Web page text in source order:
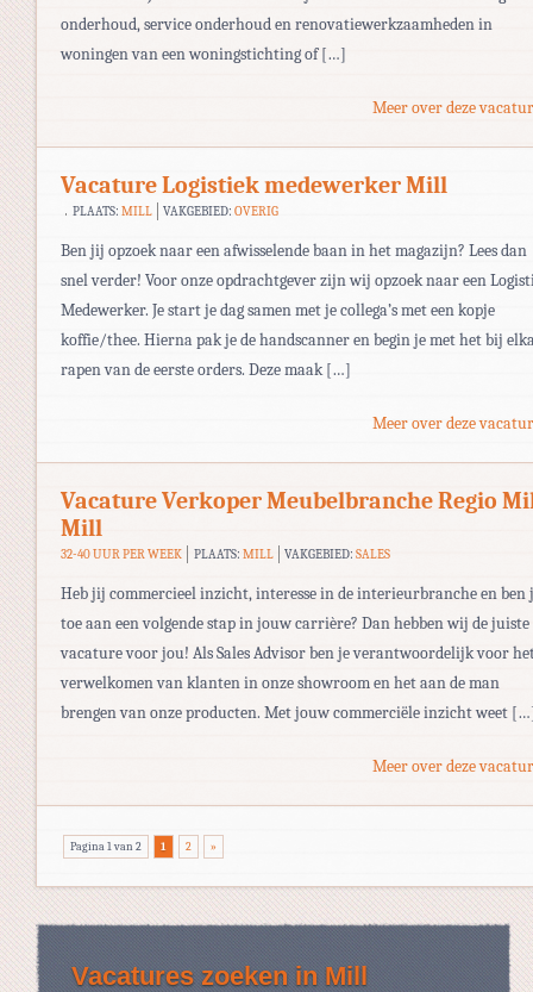
onderhoud, service onderhoud en renovatiewerkzaamheden in
woningen van een woningstichting of […]
Meer over deze
Vacature Logistiek medewerker Mill
PLAATS: MILL VAKGEBIED:OVERIG
Ben jij opzoek naar een afwisselende baan in het magazijn? Lees dan
snel verder! Voor onze opdrachtgever zijn wij opzoek naar een
Medewerker. Je start je dag samen met je collega’s met een kopje
koffie/thee. Hierna pak je de handscanner en begin je met het bij
rapen van de eerste orders. Deze maak […]
Meer over deze
Vacature Verkoper Meubelbranche Regio
Mill
32-40 UUR PER WEEK PLAATS: MILL VAKGEBIED:SALES
Heb jij commercieel inzicht, interesse in de interieurbranche en ben
toe aan een volgende stap in jouw carrière? Dan hebben wij de juiste
vacature voor jou! Als Sales Advisor ben je verantwoordelijk voor
verwelkomen van klanten in onze showroom en het aan de man
brengen van onze producten. Met jouw commerciële inzicht weet
Meer over deze
Pagina 1 van 2 1 2 »
Vacatures zoeken in Mill